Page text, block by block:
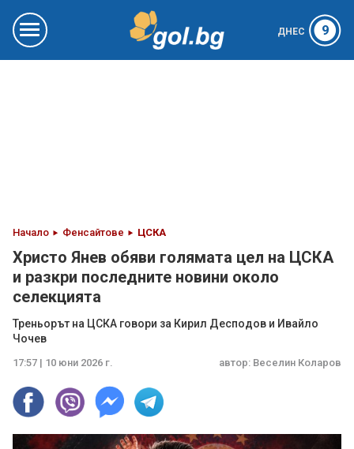
ДНЕС 9
Начало Фенсайтове ЦСКА
Христо Янев обяви голямата цел на ЦСКА
и разкри последните новини около
селекцията
Треньорът на ЦСКА говори за Кирил Десподов и Ивайло
Чочев
17:57 | 10 юни 2026 г. автор: Веселин Коларов